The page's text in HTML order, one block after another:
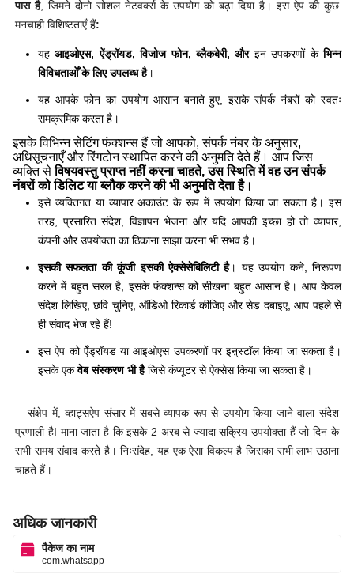
पास है, जिमने दोनो सोशल नेटवर्क्स के उपयोग को बढ़ा दिया है। इस ऐप की कुछ
मनचाही विशिष्टताएँ हैं:
यहआइओएस, ऐंड्रॉयड, विजोज फोन, ब्लैकबेरी, औरइन उपकरणों केभिन्न
विविधताओँ के लिए उपलब्ध है।
यह आपके फोन का उपयोग आसान बनाते हुए, इसके संपर्क नंबरों को स्वतः
समक्रमिक करता है।
इसके विभिन्न सेटिंग फंक्शन्स हैं जो आपको, संपर्क नंबर के अनुसार,
अधिसूचनाएँ और रिंगटोन स्थापित करने की अनुमति देते हैं। आप जिस
व्यक्ति सेविषयवस्तु प्राप्त नहीं करना चाहते, उस स्थिति में वह उन संपर्क
नंबरों को डिलिट या ब्लौक करने की भी अनुमति देता है।
इसे व्यक्तिगत या व्यापार अकाउंट के रूप में उपयोग किया जा सकता है। इस
तरह, प्रसारित संदेश, विज्ञापन भेजना और यदि आपकी इच्छा हो तो व्यापार,
कंपनी और उपयोक्ता का ठिकाना साझा करना भी संभव है।
इसकी सफलता की कूंजी इसकी ऐक्सेसेबिलिटी है। यह उपयोग कने, निरूपण
करने में बहुत सरल है, इसके फंक्शन्स को सीखना बहुत आसान है। आप केवल
संदेश लिखिए, छवि चुनिए, ऑडिओ रिकार्ड कीजिए और सेड दबाइए, आप पहले से
ही संवाद भेज रहे हैं!
इस ऐप को ऐँड्रॉयड या आइओएस उपकरणों पर इऩ्स्टॉल किया जा सकता है।
इसके एकवेब संस्करण भी हैजिसे कंप्यूटर से ऐक्सेस किया जा सकता है।
संक्षेप में, व्हाट्सऐप संसार में सबसे व्यापक रूप से उपयोग किया जाने वाला संदेश
प्रणाली हैI माना जाता है कि इसके 2 अरब से ज्यादा सक्रिय उपयोक्ता हैं जो दिन के
सभी समय संवाद करते है। निःसंदेह, यह एक ऐसा विकल्प है जिसका सभी लाभ उठाना
चाहते हैं।
अधिक जानकारी
पैकेज का नाम
com.whatsapp